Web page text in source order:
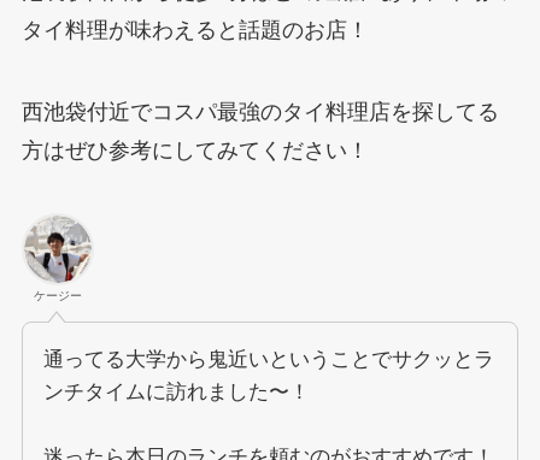
タイ料理が味わえると話題のお店！
西池袋付近でコスパ最強のタイ料理店を探してる
方はぜひ参考にしてみてください！
ケージー
通ってる大学から鬼近いということでサクッとラ
ンチタイムに訪れました〜！